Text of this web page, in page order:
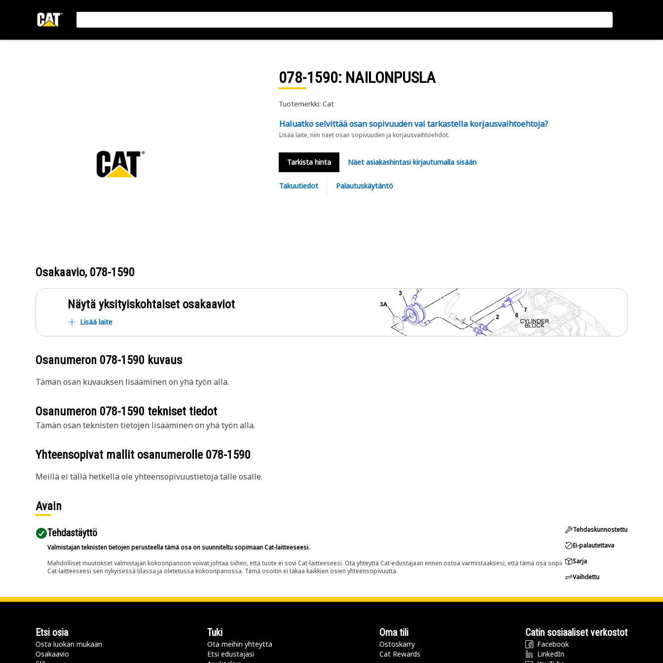
078-1590: NAILONPUSLA
Tuotemerkki: Cat
Haluatko selvittää osan sopivuuden vai tarkastella korjausvaihtoehtoja?
Lisää laite, niin näet osan sopivuuden ja korjausvaihtoehdot.
Tarkista hinta Näet asiakashintasi kirjautumalla sisään
Takuutiedot Palautuskäytäntö
Osakaavio, 078-1590
Näytä yksityiskohtaiset osakaaviot
Lisää laite
Osanumeron 078-1590 kuvaus
Tämän osan kuvauksen lisääminen on yhä työn alla.
Osanumeron 078-1590 tekniset tiedot
Tämän osan teknisten tietojen lisääminen on yhä työn alla.
Yhteensopivat mallit osanumerolle 078-1590
Meillä ei tällä hetkellä ole yhteensopivuustietoja tälle osalle.
Avain
Tehdastäyttö
Valmistajan teknisten tietojen perusteella tämä osa on suunniteltu sopimaan Cat-laitteeseesi.
Mahdolliset muutokset valmistajan kokoonpanoon voivat johtaa siihen, että tuote ei sovi Cat-laitteeseesi. Ota yhteyttä Cat-edustajaan ennen ostoa varmistaaksesi, että tämä osa sopii
Cat-laitteeseesi sen nykyisessä tilassa ja oletetussa kokoonpanossa. Tämä osoitin ei takaa kaikkien osien yhteensopivuutta.
Tehdaskunnostettu
Ei-palautettava
Sarja
Vaihdettu
Etsi osia
Osta luokan mukaan
Osakaavio
Tuki
Ota meihin yhteyttä
Etsi edustajasi
Oma tili
Ostoskärry
Cat Rewards
Catin sosiaaliset verkostot
Facebook
LinkedIn